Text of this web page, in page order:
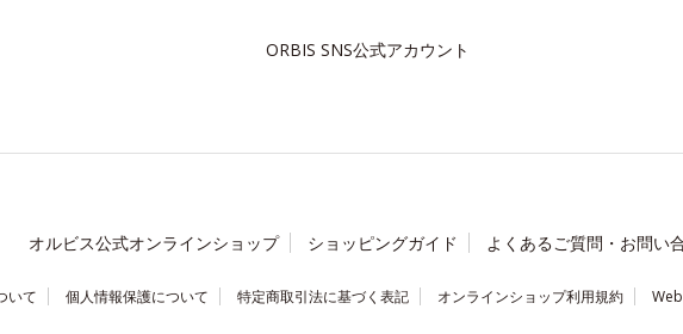
ORBIS SNS公式アカウント
オルビス公式オンラインショップ ショッピングガイド よくあるご質問・お問い
いて 個人情報保護について 特定商取引法に基づく表記 オンラインショップ利用規約